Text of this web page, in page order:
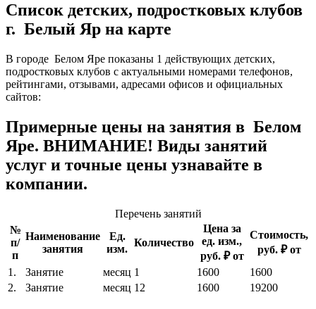
Список детских, подростковых клубов
г. Белый Яр на карте
В городе Белом Яре показаны 1 действующих детских,
подростковых клубов с актуальными номерами телефонов,
рейтингами, отзывами, адресами офисов и официальных
сайтов:
Примерные цены на занятия в Белом
Яре. ВНИМАНИЕ! Виды занятий
услуг и точные цены узнавайте в
компании.
Перечень занятий
№
п/
п
Наименование
занятия
Ед.
изм.
Количество
Цена за
ед. изм.,
руб. ₽ от
Стоимость,
руб. ₽ от
1.
Занятие месяц 1 1600
1600
2.
Занятие месяц 12 1600 19200